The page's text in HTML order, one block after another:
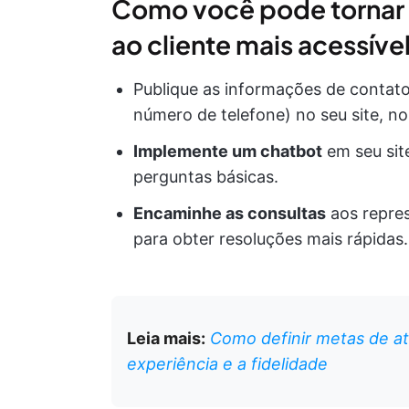
Como você pode
ao cliente mais
Publique as informações de
número de telefone) no seu site,
Implemente um chatbot em seu
perguntas básicas.
Encaminhe as consultas aos
para obter resoluções mais rápidas.
Leia mais: Como definir metas de
experiência e a fidelidade